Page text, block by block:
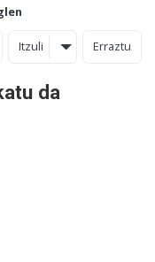
Itzuli Erraztu
da